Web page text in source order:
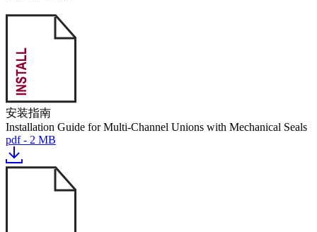
安装指南
Installation Guide for Multi-Channel Unions with Mechanical Seals
pdf - 2 MB